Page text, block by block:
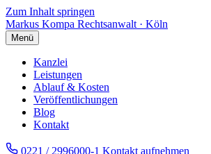
Zum Inhalt springen
Markus Kompa Rechtsanwalt · Köln
Menü
Kanzlei
Leistungen
Ablauf & Kosten
Veröffentlichungen
Blog
Kontakt
0221 / 2996000-1 Kontakt aufnehmen